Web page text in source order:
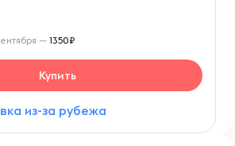
из-за рубежа
— 1350₽
Купить